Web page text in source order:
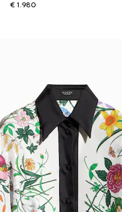
€ 1.980